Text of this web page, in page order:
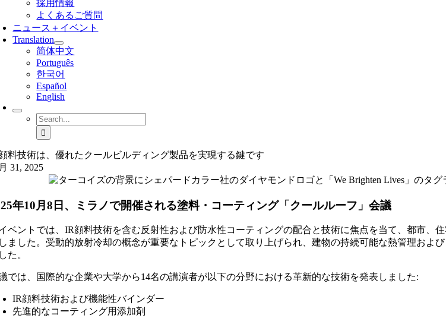
採用情報
よくあるご質問
ニュース＋イベント
Translation
简体中文
Português
한국어
Español
English
Search
for:
料技術は、優れたクールビルディング製品を実現する鍵です
31, 2025
年10月8日、ミラノで開催される塗料・コーティング「クールルーフ」会議
ベントでは、IR顔料技術を含む反射性および防水性コーティングの配合と技術に焦点を当て、都市、
ました。受動的放射冷却の概念が重要なトピックとして取り上げられ、建物の持続可能な熱管理およ
た。
では、国際的な企業や大学から14名の講演者が以下の分野における革新的な技術を発表しました:
IR顔料技術および機能性バインダー
先進的なコーティング用添加剤